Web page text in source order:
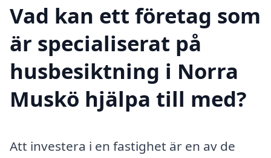
Vad kan ett företag som
är specialiserat på
husbesiktning i Norra
Muskö hjälpa till med?
Att investera i en fastighet är en av de